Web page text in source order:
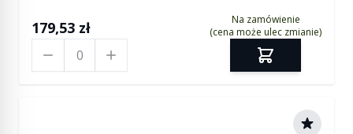
179,53 zł
Na zamówienie
(cena może ulec zmianie)